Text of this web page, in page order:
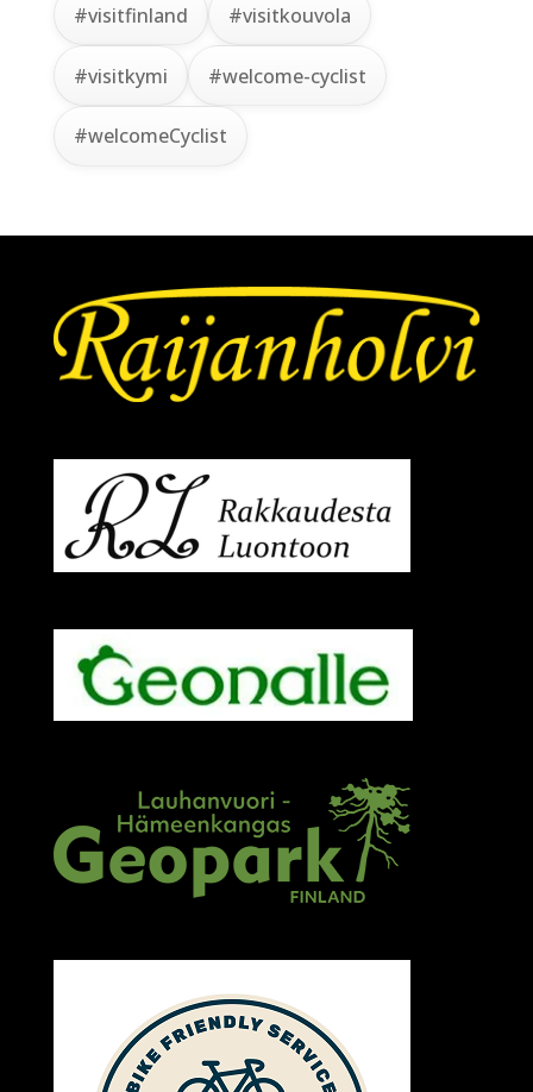
#visitfinland #visitkouvola
#visitkymi #welcome-cyclist
#welcomeCyclist